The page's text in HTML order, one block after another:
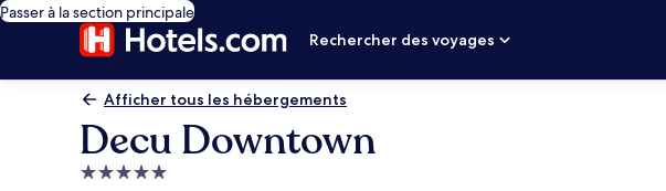
Passer à la section principale
Rechercher des voyages
Afficher tous les hébergements
Decu Downtown
Hébergement